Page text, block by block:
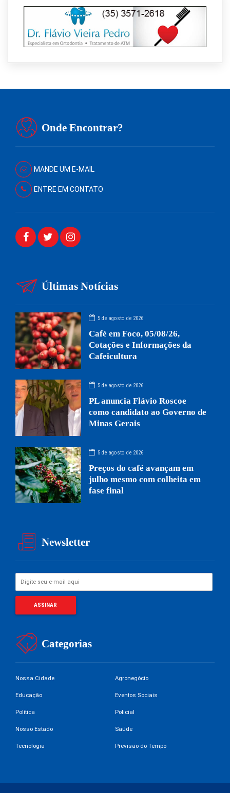
Onde Encontrar?
MANDE UM E-MAIL
ENTRE EM CONTATO
Últimas Notícias
5 de agosto de 2026
Café em Foco, 05/08/26,
Cotações e Informações da
Cafeicultura
5 de agosto de 2026
PL anuncia Flávio Roscoe
como candidato ao Governo de
Minas Gerais
5 de agosto de 2026
Preços do café avançam em
julho mesmo com colheita em
fase final
Newsletter
Categorias
Nossa Cidade Agronegócio
Educação Eventos Sociais
Política Policial
Nosso Estado Saúde
Tecnologia Previsão do Tempo